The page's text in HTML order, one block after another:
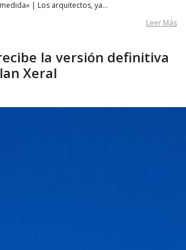
| Los arquitectos, ya…
Leer Más
la versión definitiva
Xeral